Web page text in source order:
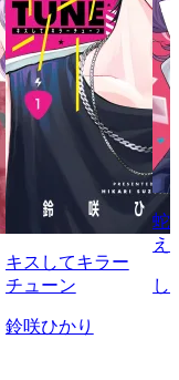
キスしてキラー
チューン
鈴咲ひかり
蛇
え
し